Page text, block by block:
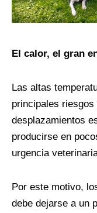
El calor, el gran
Las altas
principales
desplazamientos
producirse en
urgencia
Por este motivo,
debe dejarse a un